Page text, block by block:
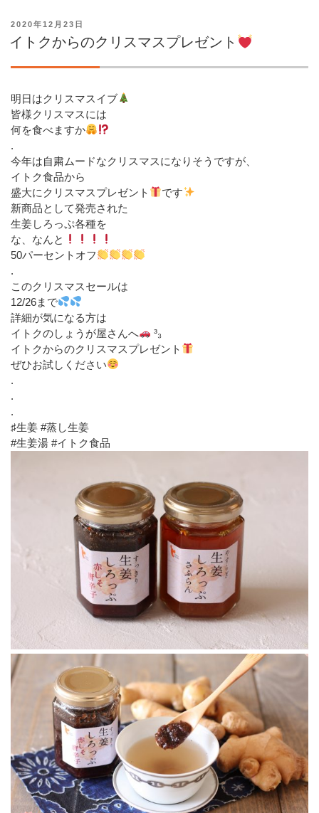
投
日:
2020年12月23日
イトクからのクリスマスプレゼント
明日はクリスマスイブ
皆様クリスマスには
何を食べますか
.
今年は自粛ムードなクリスマスになりそうですが、
イトク食品から
盛大にクリスマスプレゼント
です
新商品として発売された
生姜しろっぷ各種を
な、なんと
50パーセントオフ
.
このクリスマスセールは
12/26まで
詳細が気になる方は
イトクのしょうが屋さんへ
³₃
イトクからのクリスマスプレゼント
ぜひお試しください
.
.
.
♯生姜 #蒸し生姜
#生姜湯 #イトク食品